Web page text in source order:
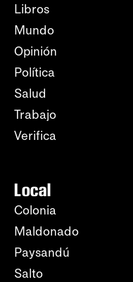
Libros
Mundo
Opinión
Política
Salud
Trabajo
Verifica
Local
Colonia
Maldonado
Paysandú
Salto